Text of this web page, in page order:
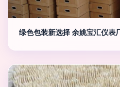
绿色包装新选择 余姚宝汇仪表